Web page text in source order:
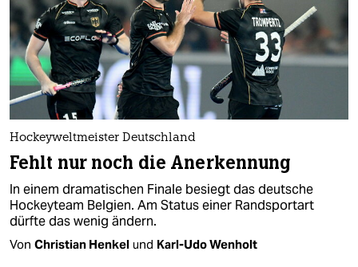
Hockeyweltmeister Deutschland
Fehlt nur noch die Anerkennung
In einem dramatischen Finale besiegt das deutsche
Hockeyteam Belgien. Am Status einer Randsportart
dürfte das wenig ändern.
Von Christian Henkel und Karl-Udo Wenholt